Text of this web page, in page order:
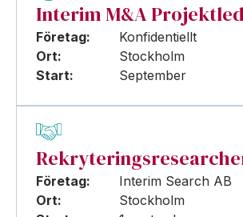
Interim M&A
Företag:
Konfidentiellt
Ort:
Stockholm
Start:
September
Företag:
Interim Search AB
Ort:
Stockholm